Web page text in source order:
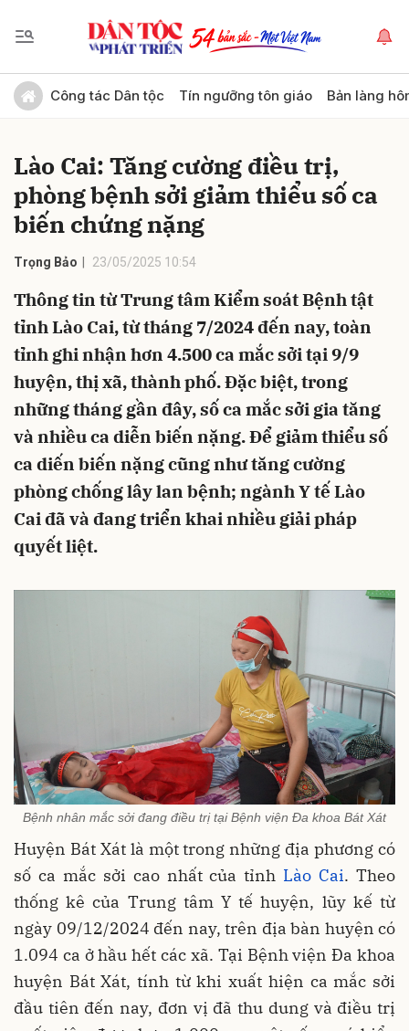
Công tác Dân tộc Tín ngưỡng tôn giáo Bản làng
Lào Cai: Tăng cường điều trị,
phòng bệnh sởi giảm thiểu số ca
biến chứng nặng
Trọng Bảo 23/05/2025 10:54
Thông tin từ Trung tâm Kiểm soát Bệnh tật
tỉnh Lào Cai, từ tháng 7/2024 đến nay, toàn
tỉnh ghi nhận hơn 4.500 ca mắc sởi tại 9/9
huyện, thị xã, thành phố. Đặc biệt, trong
những tháng gần đây, số ca mắc sởi gia tăng
và nhiều ca diễn biến nặng. Để giảm thiểu số
ca diến biến nặng cũng như tăng cường
phòng chống lây lan bệnh; ngành Y tế Lào
Cai đã và đang triển khai nhiều giải pháp
quyết liệt.
Bệnh nhân mắc sởi đang điều trị tại Bệnh viện Đa khoa Bát Xát
Huyện Bát Xát là một trong những địa phương có
số ca mắc sởi cao nhất của tỉnh Lào Cai. Theo
thống kê của Trung tâm Y tế huyện, lũy kế từ
ngày 09/12/2024 đến nay, trên địa bàn huyện có
1.094 ca ở hầu hết các xã. Tại Bệnh viện Đa khoa
huyện Bát Xát, tính từ khi xuất hiện ca mắc sởi
đầu tiên đến nay, đơn vị đã thu dung và điều trị
Gửi bình luận